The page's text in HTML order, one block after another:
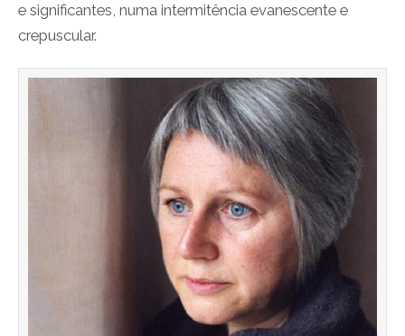
e significantes, numa intermitência evanescente e
crepuscular.